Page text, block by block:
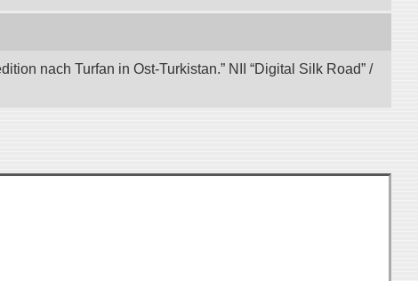
nach Turfan in Ost-Turkistan.” NII “Digital Silk Road” /